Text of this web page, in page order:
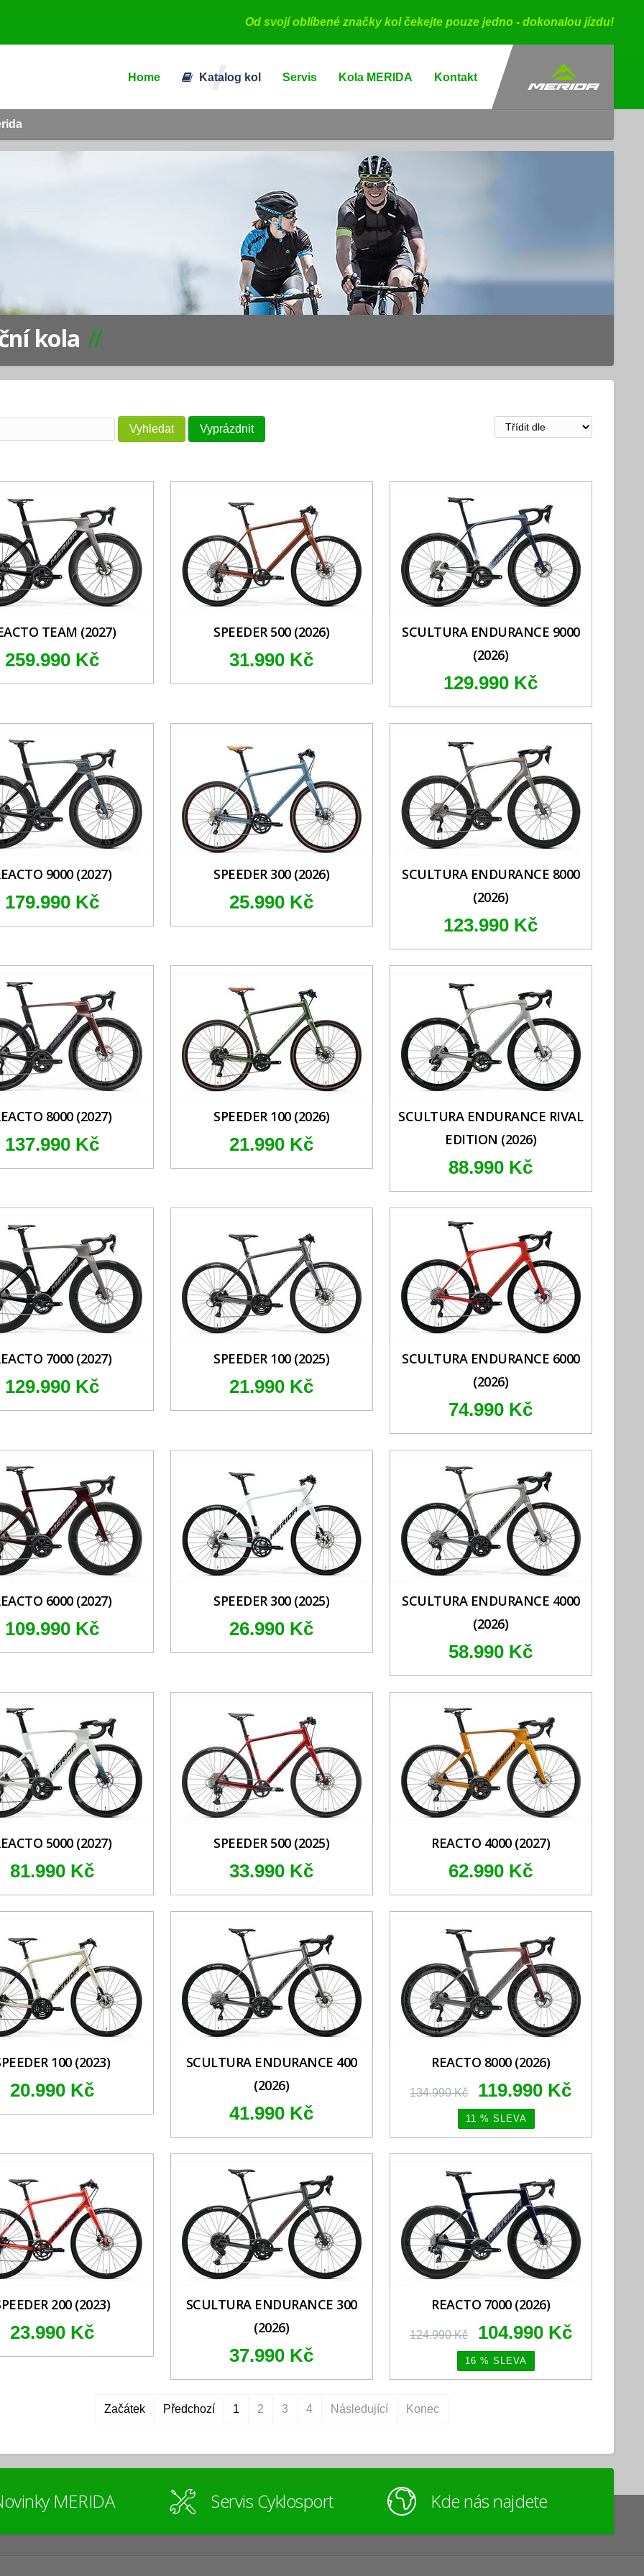
Od svojí oblíbené značky kol čekejte pouze jedno - dokonalou jízdu!
Home Katalog kol Servis Kola MERIDA Kontakt
kola
TEAM (2027)
259.990 Kč
SPEEDER 500 (2026)
31.990 Kč
SCULTURA ENDURANCE 9000
(2026)
129.990 Kč
9000 (2027)
179.990 Kč
SPEEDER 300 (2026)
25.990 Kč
SCULTURA ENDURANCE 8000
(2026)
123.990 Kč
8000 (2027)
137.990 Kč
SPEEDER 100 (2026)
21.990 Kč
SCULTURA ENDURANCE RIVAL
EDITION (2026)
88.990 Kč
7000 (2027)
129.990 Kč
SPEEDER 100 (2025)
21.990 Kč
SCULTURA ENDURANCE 6000
(2026)
74.990 Kč
6000 (2027)
109.990 Kč
SPEEDER 300 (2025)
26.990 Kč
SCULTURA ENDURANCE 4000
(2026)
58.990 Kč
5000 (2027)
81.990 Kč
SPEEDER 500 (2025)
33.990 Kč
REACTO 4000 (2027)
62.990 Kč
100 (2023)
20.990 Kč
SCULTURA ENDURANCE 400
(2026)
41.990 Kč
REACTO 8000 (2026)
134.990 Kč 119.990 Kč
11 % SLEVA
200 (2023)
23.990 Kč
SCULTURA ENDURANCE 300
(2026)
37.990 Kč
REACTO 7000 (2026)
124.990 Kč 104.990 Kč
16 % SLEVA
Začátek Předchozí 1 2 3 4 Následující Konec
MERIDA Servis Cyklosport Kde nás najdete